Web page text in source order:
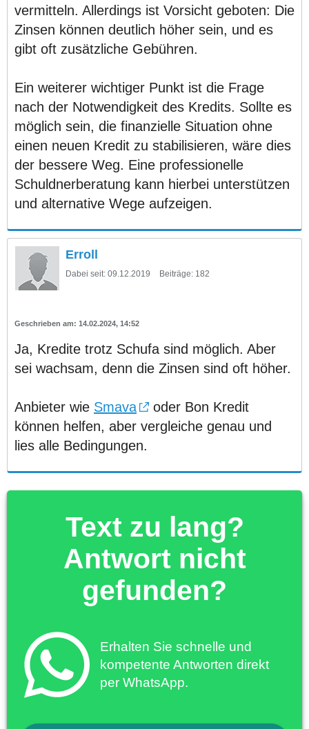
vermitteln. Allerdings ist Vorsicht geboten: Die
Zinsen können deutlich höher sein, und es
gibt oft zusätzliche Gebühren.
Ein weiterer wichtiger Punkt ist die Frage
nach der Notwendigkeit des Kredits. Sollte es
möglich sein, die finanzielle Situation ohne
einen neuen Kredit zu stabilisieren, wäre dies
der bessere Weg. Eine professionelle
Schuldnerberatung kann hierbei unterstützen
und alternative Wege aufzeigen.
Erroll
Dabei seit: 09.12.2019 Beiträge: 182
14.02.2024, 14:52
Ja, Kredite trotz Schufa sind möglich. Aber
sei wachsam, denn die Zinsen sind oft höher.
Anbieter wie Smava
oder Bon Kredit
können helfen, aber vergleiche genau und
lies alle Bedingungen.
Text zu lang?
Antwort nicht
gefunden?
Erhalten Sie schnelle und
kompetente Antworten direkt
per WhatsApp.